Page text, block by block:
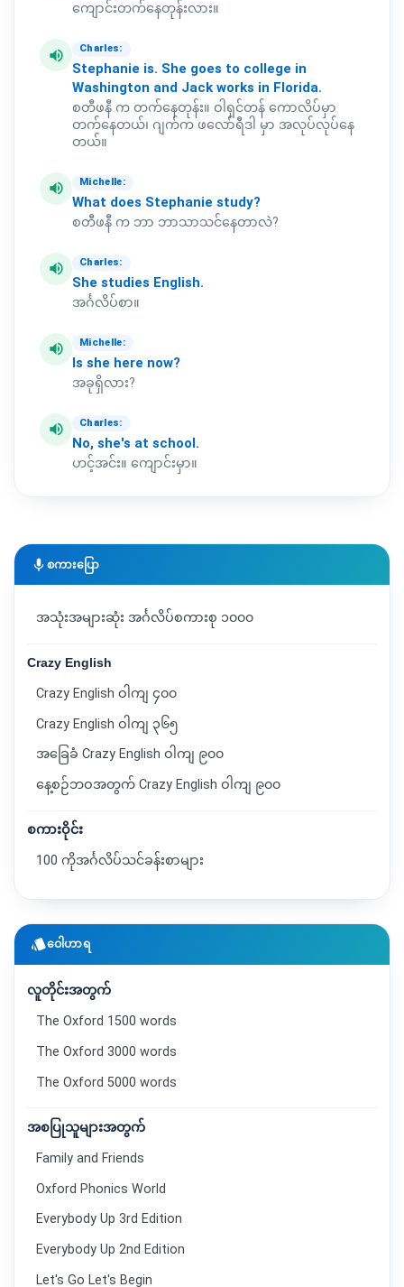
ကျောင်းတက်နေတုန်းလား။
volume_up Charles:
Stephanie is. She goes to college in
Washington and Jack works in Florida.
စတီဖနီ က တက်နေတုန်း။ ဝါရှင်တန် ကောလိပ်မှာ
တက်နေတယ်၊ ဂျက်က ဖလော်ရီဒါ မှာ အလုပ်လုပ်နေ
တယ်။
volume_up Michelle:
What does Stephanie study?
စတီဖနီ က ဘာ ဘာသာသင်နေတာလဲ?
volume_up Charles:
She studies English.
အင်္ဂလိပ်စာ။
volume_up Michelle:
Is she here now?
အခုရှိလား?
volume_up Charles:
No, she's at school.
ဟင့်အင်း။ ကျောင်းမှာ။
mic စကားပြော
အသုံးအများဆုံး အင်္ဂလိပ်စကားစု ၁၀၀၀
Crazy English
Crazy English ဝါကျ ၄၀၀
Crazy English ဝါကျ ၃၆၅
အခြေခံ Crazy English ဝါကျ ၉၀၀
နေ့စဉ်ဘဝအတွက် Crazy English ဝါကျ ၉၀၀
စကားဝိုင်း
100 ကိုအင်္ဂလိပ်သင်ခန်းစာများ
styleဝေါဟာရ
လူတိုင်းအတွက်
The Oxford 1500 words
The Oxford 3000 words
The Oxford 5000 words
အစပြုသူများအတွက်
Family and Friends
Oxford Phonics World
Everybody Up 3rd Edition
Everybody Up 2nd Edition
Let's Go Let's Begin